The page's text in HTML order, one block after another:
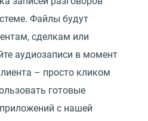
Файлы будут
сделкам или
аудиозаписи в момент
– просто кликом
готовые
с нашей